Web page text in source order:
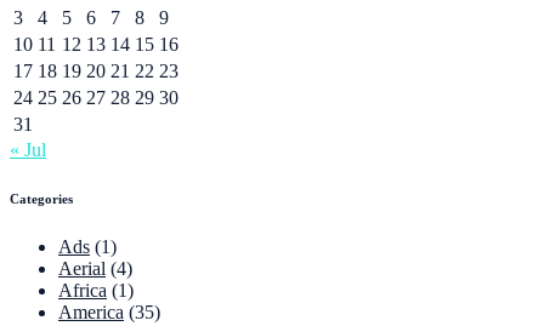
3
4 5 6 7 8
9
10 11 12 13 14 15 16
17 18 19 20 21 22 23
24 25 26 27 28 29 30
31
« Jul
Categories
Ads (1)
Aerial (4)
Africa (1)
America (35)